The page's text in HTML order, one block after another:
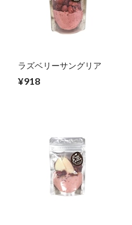
ラズベリーサングリア
¥918